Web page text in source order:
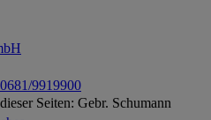
0681/9919900
Seiten: Gebr. Schumann